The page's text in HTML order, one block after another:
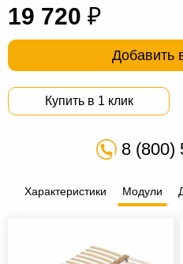
ванной
трансформер
Матрасы
мешки
Мебель
из
Садовая
19 720 ₽
Добавить
Купить в 1 клик
8 (800)
Характеристики Модули